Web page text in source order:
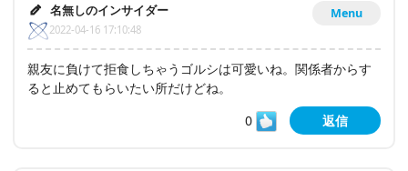
Menu
名無しのインサイダー
2022-04-16 17:10:48
親友に負けて拒食しちゃうゴルシは可愛いね。関係者からす
ると止めてもらいたい所だけどね。
0
返信